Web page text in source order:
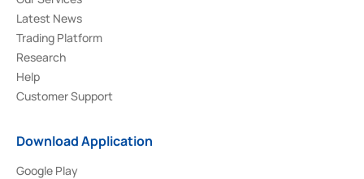
Latest News
Trading Platform
Research
Help
Customer Support
Download Application
Google Play